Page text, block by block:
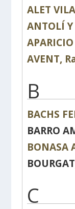
ALET
ANTOLÍ
AVENT,
B
BACHS
BARRO
BONASA
C